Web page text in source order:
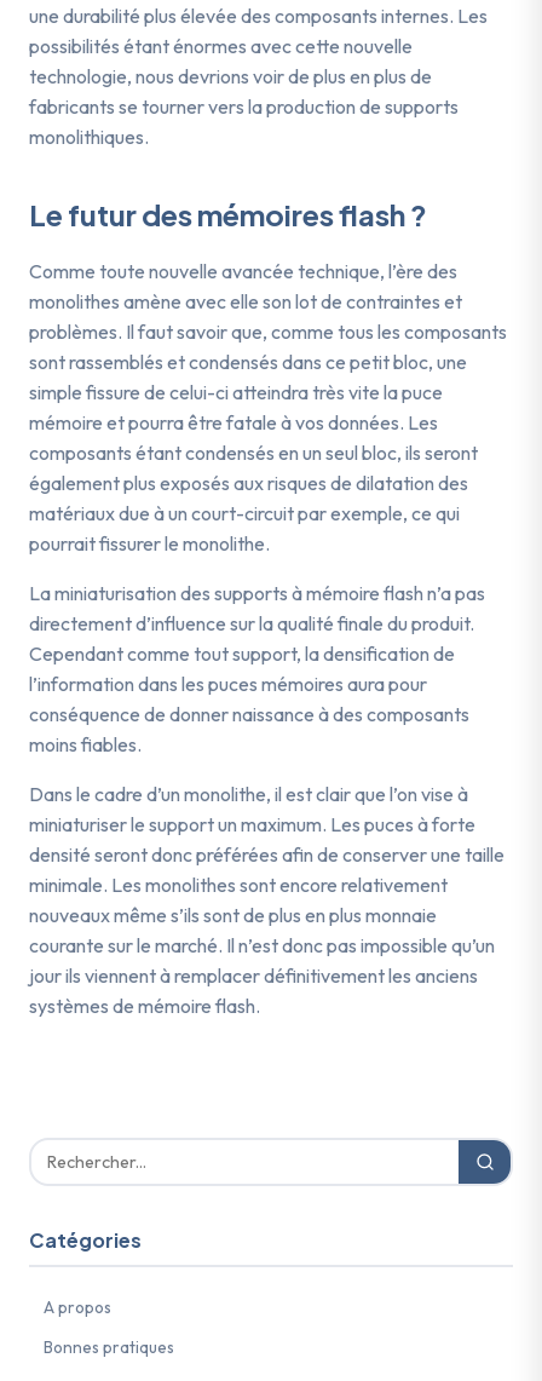
une durabilité plus élevée des composants internes. Les
possibilités étant énormes avec cette nouvelle
technologie, nous devrions voir de plus en plus de
fabricants se tourner vers la production de supports
monolithiques.
Le futur des mémoires flash ?
Comme toute nouvelle avancée technique, l’ère des
monolithes amène avec elle son lot de contraintes et
problèmes. Il faut savoir que, comme tous les composants
sont rassemblés et condensés dans ce petit bloc, une
simple fissure de celui-ci atteindra très vite la puce
mémoire et pourra être fatale à vos données. Les
composants étant condensés en un seul bloc, ils seront
également plus exposés aux risques de dilatation des
matériaux due à un court-circuit par exemple, ce qui
pourrait fissurer le monolithe.
La miniaturisation des supports à mémoire flash n’a pas
directement d’influence sur la qualité finale du produit.
Cependant comme tout support, la densification de
l’information dans les puces mémoires aura pour
conséquence de donner naissance à des composants
moins fiables.
Dans le cadre d’un monolithe, il est clair que l’on vise à
miniaturiser le support un maximum. Les puces à forte
densité seront donc préférées afin de conserver une taille
minimale. Les monolithes sont encore relativement
nouveaux même s’ils sont de plus en plus monnaie
courante sur le marché. Il n’est donc pas impossible qu’un
jour ils viennent à remplacer définitivement les anciens
systèmes de mémoire flash.
Catégories
A propos
Bonnes pratiques